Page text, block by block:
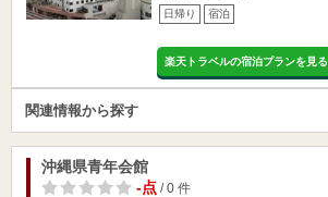
日帰り 宿泊
楽天トラベルの宿泊プランを見る
関連情報から探す
沖縄県青年会館
-点/ 0 件